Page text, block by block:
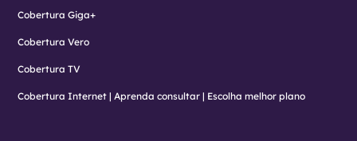
Cobertura Giga+
Cobertura Vero
Cobertura TV
Cobertura Internet | Aprenda consultar | Escolha melhor plano